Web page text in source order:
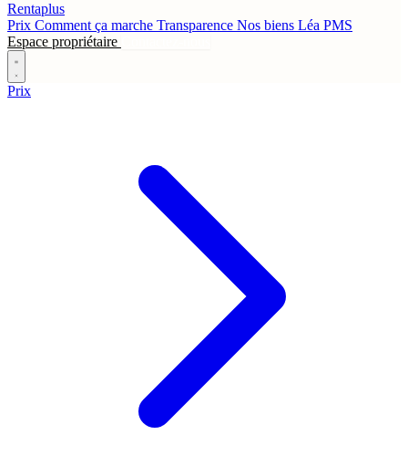
Rentaplus
Prix Comment ça marche Transparence Nos biens Léa PMS
Espace propriétaire
Prix